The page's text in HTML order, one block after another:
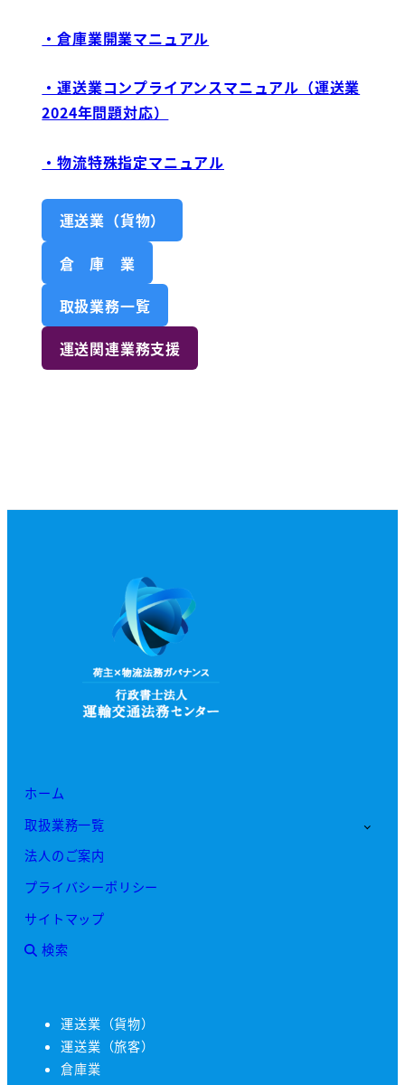
・倉庫業開業マニュアル
・運送業コンプライアンスマニュアル（運送業
2024年問題対応）
・物流特殊指定マニュアル
運送業（貨物）
倉 庫 業
取扱業務一覧
運送関連業務支援
ホーム
取扱業務一覧
法人のご案内
プライバシーポリシー
サイトマップ
検索
運送業（貨物）
運送業（旅客）
倉庫業